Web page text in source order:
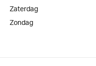
Zaterdag
Zondag